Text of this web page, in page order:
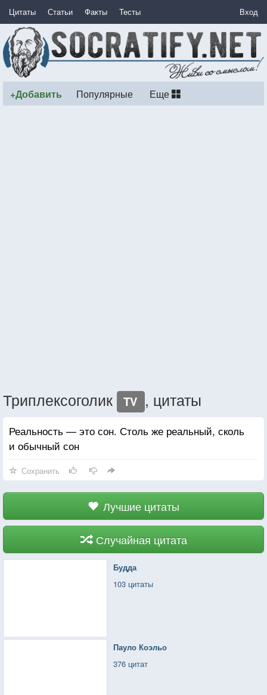
Цитаты Статьи Факты Тесты Вход
+Добавить Популярные Еще
Триплексоголик TV , цитаты
Реальность — это сон. Столь же реальный, сколь
и обычный сон
Сохранить
Лучшие цитаты
Случайная цитата
Будда
103 цитаты
Пауло Коэльо
376 цитат